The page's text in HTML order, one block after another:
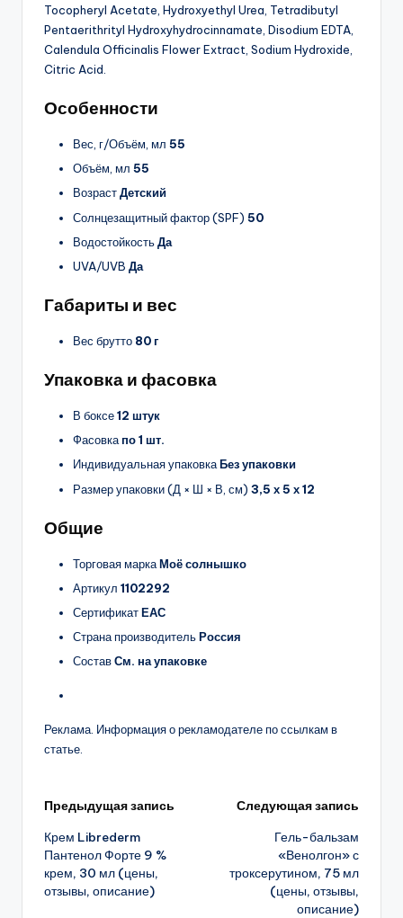
Tocopheryl Acetate, Hydroxyethyl Urea, Tetradibutyl
Pentaerithrityl Hydroxyhydrocinnamate, Disodium EDTA,
Calendula Officinalis Flower Extract, Sodium Hydroxide,
Citric Acid.
Особенности
Вес, г/Объём, мл 55
Объём, мл 55
ВозрастДетский
Солнцезащитный фактор (SPF) 50
ВодостойкостьДа
UVA/UVB Да
Габариты и вес
Вес брутто 80 г
Упаковка и фасовка
В боксе12 штук
Фасовкапо 1 шт.
Индивидуальная упаковкаБез упаковки
Размер упаковки (Д × Ш × В, см) 3,5 х 5 х 12
Общие
Торговая маркаМоё солнышко
Артикул 1102292
СертификатЕАС
Страна производительРоссия
СоставСм. на упаковке
Реклама. Информация о рекламодателе по ссылкам в
статье.
Навигация
записи
Предыдущая запись
Крем Librederm
Пантенол Форте 9 %
крем, 30 мл (цены,
отзывы, описание)
Следующая запись
Гель-бальзам
«Венолгон» с
троксерутином, 75 мл
(цены, отзывы,
описание)